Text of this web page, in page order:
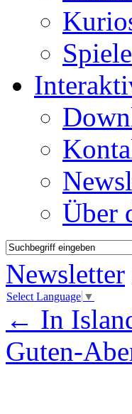
Spiele
Über
Newsletter
Select Language ▼
← In
Guten-